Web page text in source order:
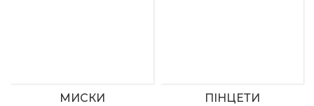
МИСКИ ПІНЦЕТИ